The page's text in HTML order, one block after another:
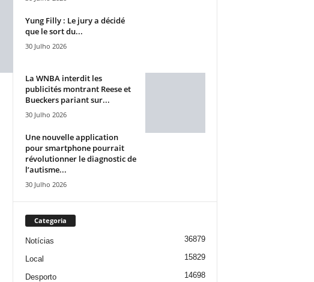
Yung Filly : Le jury a décidé
que le sort du...
30 Julho 2026
La WNBA interdit les
publicités montrant Reese et
Bueckers pariant sur...
30 Julho 2026
Une nouvelle application
pour smartphone pourrait
révolutionner le diagnostic de
l’autisme...
30 Julho 2026
Categoria
Notícias 36879
Local 15829
Desporto 14698